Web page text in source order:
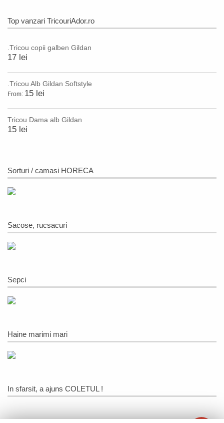
Top vanzari TricouriAdor.ro
.Tricou copii galben Gildan
17 lei
.Tricou Alb Gildan Softstyle
From: 15 lei
Tricou Dama alb Gildan
15 lei
Sorturi / camasi HORECA
Sacose, rucsacuri
Sepci
Haine marimi mari
In sfarsit, a ajuns COLETUL !